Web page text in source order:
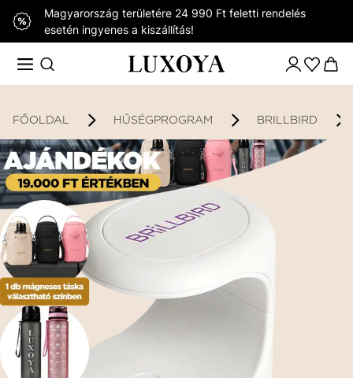
Magyarország területére 24 990 Ft feletti rendelés
esetén ingyenes a kiszállítás!
FŐOLDAL HŰSÉGPROGRAM BRILLBIRD